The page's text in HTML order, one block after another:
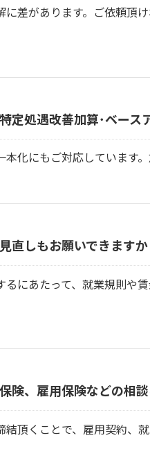
に差があります。ご依頼頂
定処遇改善加算･ベース
本化にもご対応しています
直しもお願いできますか
るにあたって、就業規則や
険、雇用保険などの相
頂くことで、雇用契約、